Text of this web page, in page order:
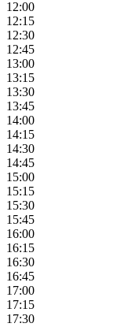
12:00
12:15
12:30
12:45
13:00
13:15
13:30
13:45
14:00
14:15
14:30
14:45
15:00
15:15
15:30
15:45
16:00
16:15
16:30
16:45
17:00
17:15
17:30